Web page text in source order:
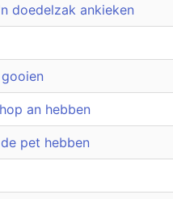
doedelzak ankieken
an hebben
pet hebben